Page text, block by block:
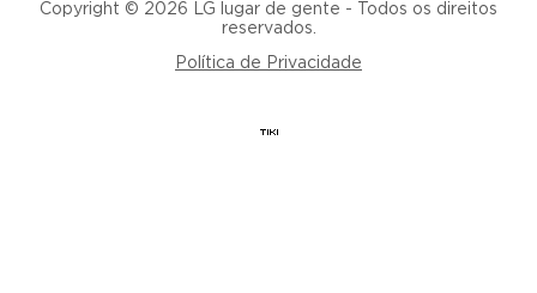
Copyright © 2026 LG lugar de gente - Todos os direitos
reservados.
Política de Privacidade